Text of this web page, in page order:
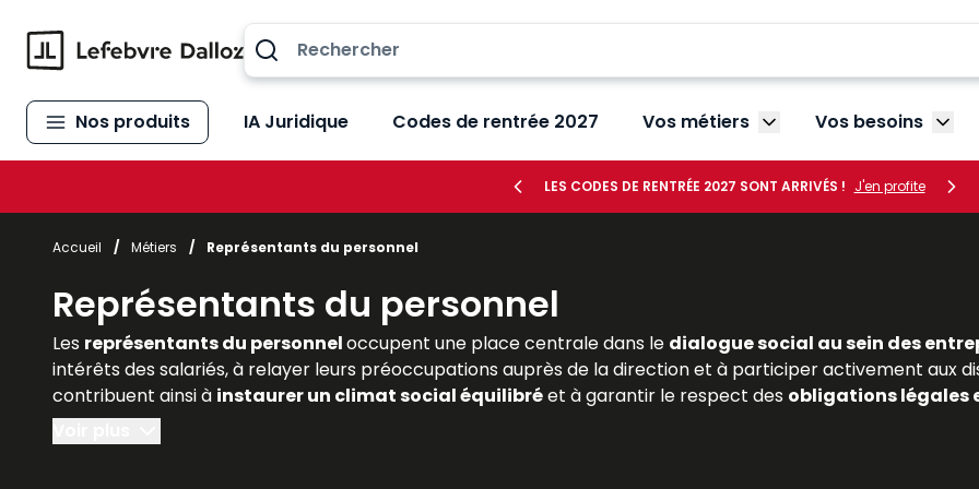
Nos produits IA Juridique Codes de rentrée 2027 Vos métiers Afficher le sous-menu
Vos besoins
LES CODES DE RENTRÉE 2027 SONT ARRIVÉS ! J'en profite
Accueil / Métiers / Représentants du personnel
Représentants du personnel
Les représentants du personneloccupent une place centrale dans le dialogue social au sein des
intérêts des salariés, à relayer leurs préoccupations auprès de la direction et à participer activement aux
contribuent ainsi à instaurer un climat social équilibréet à garantir le respect des obligations légales
droit, les juristes d’entreprise et les praticiens doivent maîtriser les règles encadrant leur désignation, leurs
Lefebvre Dalloz